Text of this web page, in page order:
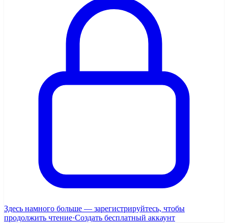
Здесь намного больше — зарегистрируйтесь, чтобы
продолжить чтение·Создать бесплатный аккаунт